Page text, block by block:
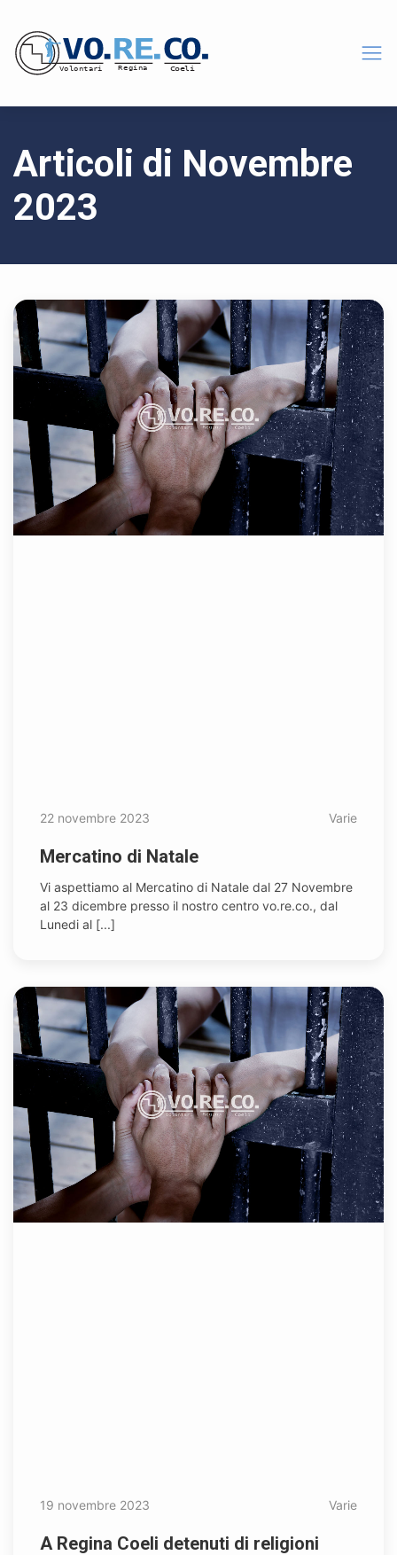
Articoli di Novembre
2023
22 novembre 2023 Varie
Mercatino di Natale
Vi aspettiamo al Mercatino di Natale dal 27 Novembre
al 23 dicembre presso il nostro centro vo.re.co., dal
Lunedi al [...]
19 novembre 2023 Varie
A Regina Coeli detenuti di religioni